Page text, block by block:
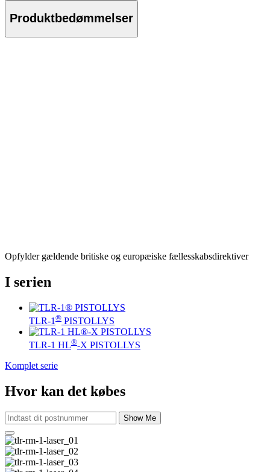
Produktbedømmelser
Opfylder gældende britiske og europæiske fællesskabsdirektiver
I serien
TLR-1 ® PISTOLLYS
TLR-1 HL®-X PISTOLLYS
Komplet serie
Hvor kan det købes
Show Me